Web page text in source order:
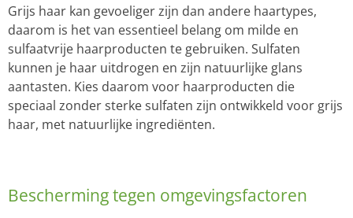
Grijs haar kan gevoeliger zijn dan andere haartypes,
daarom is het van essentieel belang om milde en
sulfaatvrije haarproducten te gebruiken. Sulfaten
kunnen je haar uitdrogen en zijn natuurlijke glans
aantasten. Kies daarom voor haarproducten die
speciaal zonder sterke sulfaten zijn ontwikkeld voor grijs
haar, met natuurlijke ingrediënten.
Bescherming tegen omgevingsfactoren